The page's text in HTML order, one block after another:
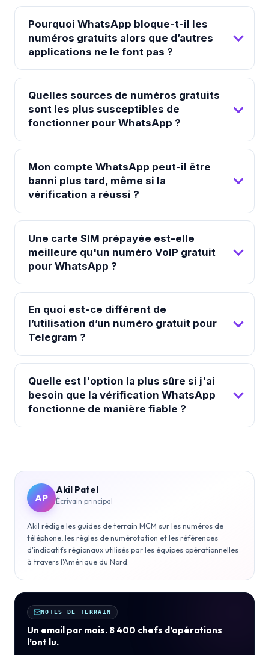
Pourquoi WhatsApp bloque-t-il les
numéros gratuits alors que d’autres
applications ne le font pas ?
Quelles sources de numéros gratuits
sont les plus susceptibles de
fonctionner pour WhatsApp ?
Mon compte WhatsApp peut-il être
banni plus tard, même si la
vérification a réussi ?
Une carte SIM prépayée est-elle
meilleure qu'un numéro VoIP gratuit
pour WhatsApp ?
En quoi est-ce différent de
l’utilisation d’un numéro gratuit pour
Telegram ?
Quelle est l'option la plus sûre si j'ai
besoin que la vérification WhatsApp
fonctionne de manière fiable ?
AP
Akil Patel
Écrivain principal
Akil rédige les guides de terrain MCM sur les numéros de
téléphone, les règles de numérotation et les références
d'indicatifs régionaux utilisés par les équipes opérationnelles
à travers l'Amérique du Nord.
NOTES DE TERRAIN
Un email par mois. 8 400 chefs d’opérations
l’ont lu.